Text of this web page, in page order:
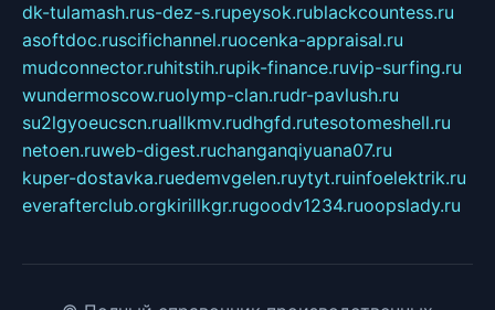
dk-tulamash.rus-dez-s.rupeysok.rublackcountess.ru
asoftdoc.ruscifichannel.ruocenka-appraisal.ru
mudconnector.ruhitstih.rupik-finance.ruvip-surfing.ru
wundermoscow.ruolymp-clan.rudr-pavlush.ru
su2lgyoeucscn.ruallkmv.rudhgfd.rutesotomeshell.ru
netoen.ruweb-digest.ruchanganqiyuana07.ru
kuper-dostavka.ruedemvgelen.ruytyt.ruinfoelektrik.ru
everafterclub.orgkirillkgr.rugoodv1234.ruoopslady.ru